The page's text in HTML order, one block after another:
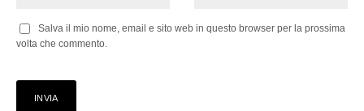
Salva il mio nome, email e sito web in questo browser per la prossima
volta che commento.